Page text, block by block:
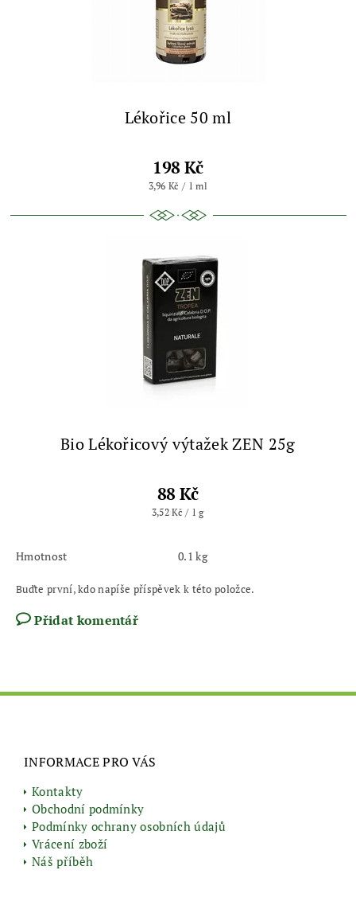
Lékořice 50 ml
198 Kč
3,96 Kč / 1 ml
Bio Lékořicový výtažek ZEN 25g
88 Kč
3,52 Kč / 1 g
Hmotnost 0.1 kg
Buďte první, kdo napíše příspěvek k této položce.
Přidat komentář
INFORMACE PRO VÁS
Kontakty
Obchodní podmínky
Podmínky ochrany osobních údajů
Vrácení zboží
Náš příběh